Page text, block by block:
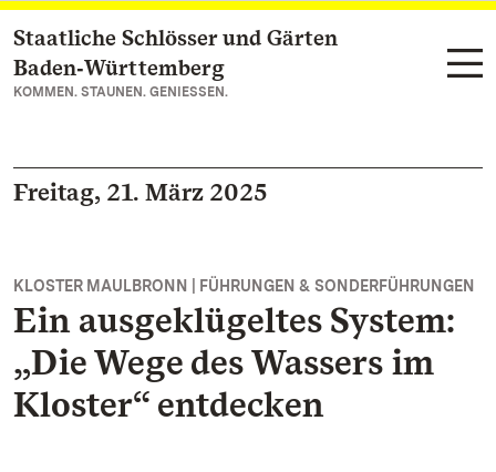
Zum Hauptinhalt springen
Staatliche Schlösser und Gärten
Baden‑Württemberg
KOMMEN. STAUNEN. GENIESSEN.
Freitag, 21. März 2025
KLOSTER MAULBRONN | FÜHRUNGEN & SONDERFÜHRUNGEN
Ein ausgeklügeltes System:
„Die Wege des Wassers im
Kloster“ entdecken